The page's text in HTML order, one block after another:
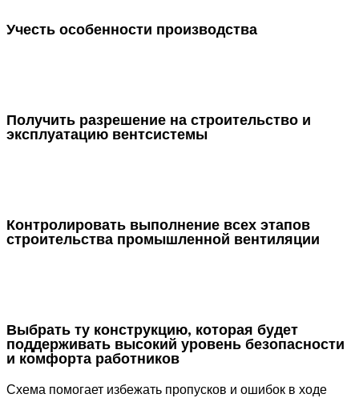
Учесть особенности производства
Получить разрешение на строительство и
эксплуатацию вентсистемы
Контролировать выполнение всех этапов
строительства промышленной вентиляции
Выбрать ту конструкцию, которая будет
поддерживать высокий уровень безопасности
и комфорта работников
Схема помогает избежать пропусков и ошибок в ходе